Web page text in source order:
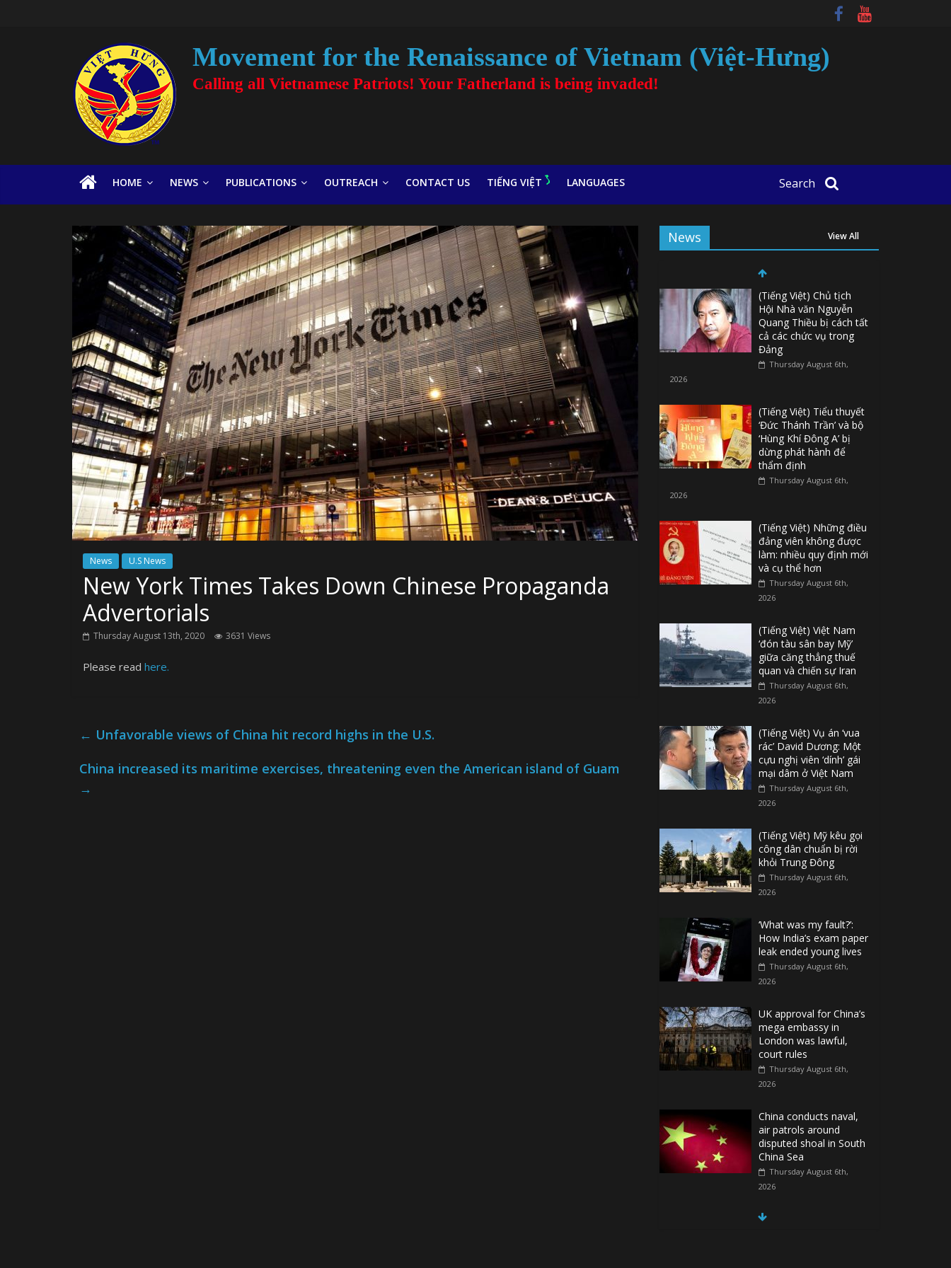
Movement for the Renaissance of Vietnam (Việt-Hưng)
Calling all Vietnamese Patriots! Your Fatherland is being invaded!
HOME NEWS PUBLICATIONS OUTREACH CONTACT US TIẾNG VIỆT LANGUAGES Search
News U.S News
New York Times Takes Down Chinese Propaganda
Advertorials
Thursday August 13th, 2020 3631 Views
Please read here.
← Unfavorable views of China hit record highs in the U.S.
China increased its maritime exercises, threatening even the American island of Guam
→
News View All
(Tiếng Việt) Chủ tịch
Hội Nhà văn Nguyễn
Quang Thiều bị cách tất
cả các chức vụ trong
Đảng
Thursday August 6th,
2026
(Tiếng Việt) Tiểu thuyết
‘Đức Thánh Trần’ và bộ
‘Hùng Khí Đông A’ bị
dừng phát hành để
thẩm định
Thursday August 6th,
2026
(Tiếng Việt) Những điều
đảng viên không được
làm: nhiều quy định mới
và cụ thể hơn
Thursday August 6th,
2026
(Tiếng Việt) Việt Nam
‘đón tàu sân bay Mỹ’
giữa căng thẳng thuế
quan và chiến sự Iran
Thursday August 6th,
2026
(Tiếng Việt) Vụ án ‘vua
rác’ David Dương: Một
cựu nghị viên ‘dính’ gái
mại dâm ở Việt Nam
Thursday August 6th,
2026
(Tiếng Việt) Mỹ kêu gọi
công dân chuẩn bị rời
khỏi Trung Đông
Thursday August 6th,
2026
‘What was my fault?’:
How India’s exam paper
leak ended young lives
Thursday August 6th,
2026
UK approval for China’s
mega embassy in
London was lawful,
court rules
Thursday August 6th,
2026
China conducts naval,
air patrols around
disputed shoal in South
China Sea
Thursday August 6th,
2026
Spain Regains Control